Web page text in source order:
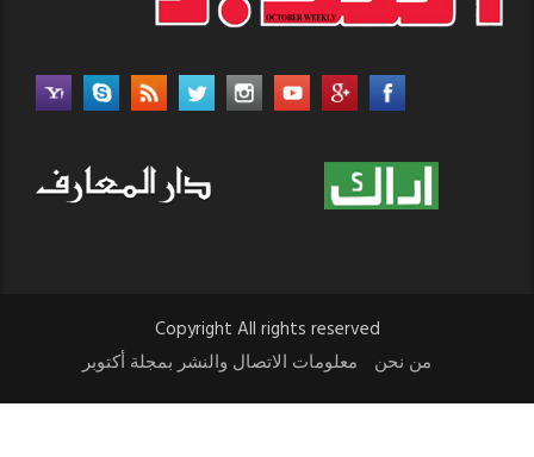
Copyright All rights reserved
من نحن
معلومات الاتصال والنشر بمجلة أكتوبر